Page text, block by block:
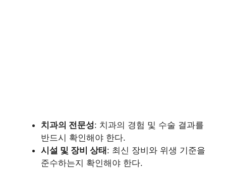
치과의 전문성: 치과의 경험 및 수술 결과를
반드시 확인해야 한다.
시설 및 장비 상태 : 최신 장비와 위생 기준을
준수하는지 확인해야 한다.